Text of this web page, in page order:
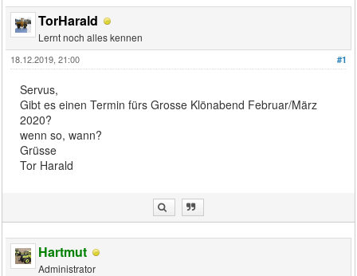
TorHarald
Lernt noch alles kennen
#1
18.12.2019, 21:00
Servus,
Gibt es einen Termin fürs Grosse Klönabend Februar/März
2020?
wenn so, wann?
Grüsse
Tor Harald
Hartmut
Administrator